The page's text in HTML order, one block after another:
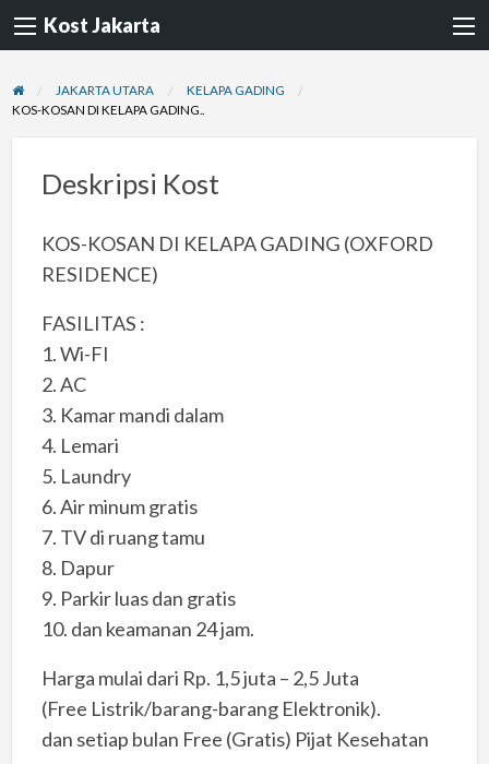
Kost Jakarta
JAKARTA UTARA
KELAPA GADING
KOS-KOSAN DI KELAPA GADING..
Deskripsi Kost
KOS-KOSAN DI KELAPA GADING (OXFORD
RESIDENCE)
FASILITAS :
1. Wi-FI
2. AC
3. Kamar mandi dalam
4. Lemari
5. Laundry
6. Air minum gratis
7. TV di ruang tamu
8. Dapur
9. Parkir luas dan gratis
10. dan keamanan 24 jam.
Harga mulai dari Rp. 1,5 juta – 2,5 Juta
(Free Listrik/barang-barang Elektronik).
dan setiap bulan Free (Gratis) Pijat Kesehatan